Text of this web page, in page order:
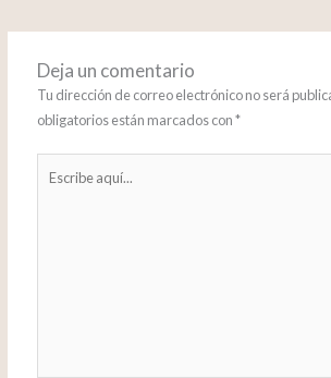
Deja un comentario
Tu dirección de correo electrónico no será
obligatorios están marcados con*